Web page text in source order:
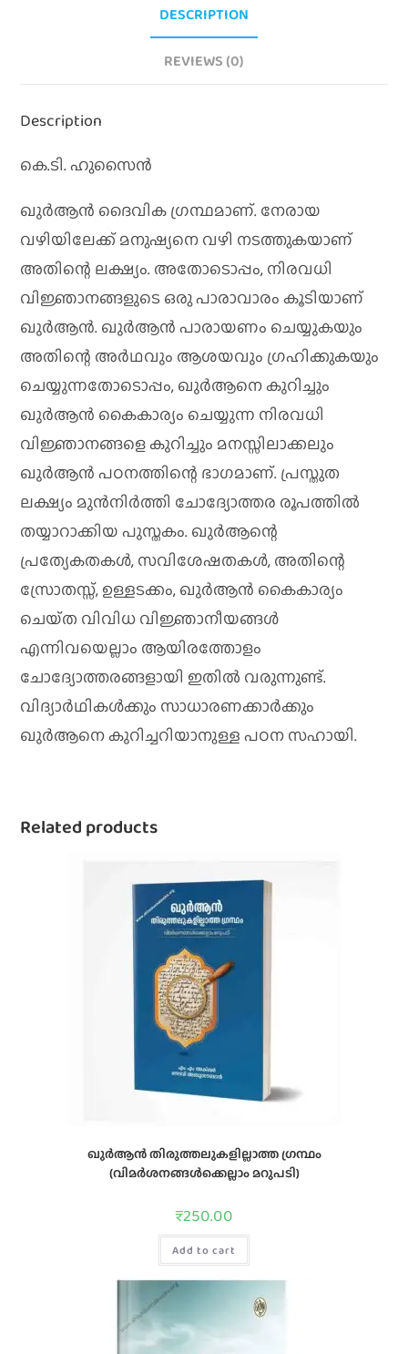
DESCRIPTION
REVIEWS (0)
Description
കെ.ടി. ഹുസൈൻ
ഖുർആൻ ദൈവിക ഗ്രന്ഥമാണ്. നേരായ
വഴിയിലേക്ക് മനുഷ്യനെ വഴി നടത്തുകയാണ്
അതിന്റെ ലക്ഷ്യം. അതോടൊപ്പം, നിരവധി
വിജ്ഞാനങ്ങളുടെ ഒരു പാരാവാരം കൂടിയാണ്
ഖുർആൻ. ഖുർആൻ പാരായണം ചെയ്യുകയും
അതിന്റെ അർഥവും ആശയവും ഗ്രഹിക്കുകയും
ചെയ്യുന്നതോടൊപ്പം, ഖുർആനെ കുറിച്ചും
ഖുർആൻ കൈകാര്യം ചെയ്യുന്ന നിരവധി
വിജ്ഞാനങ്ങളെ കുറിച്ചും മനസ്സിലാക്കലും
ഖുർആൻ പഠനത്തിന്റെ ഭാഗമാണ്. പ്രസ്തുത
ലക്ഷ്യം മുൻനിർത്തി ചോദ്യോത്തര രൂപത്തിൽ
തയ്യാറാക്കിയ പുസ്ത‌കം. ഖുർആന്റെ
പ്രത്യേകതകൾ, സവിശേഷതകൾ, അതിന്റെ
സ്രോതസ്സ്, ഉള്ളടക്കം, ഖുർആൻ കൈകാര്യം
ചെയ്‌ത വിവിധ വിജ്ഞാനീയങ്ങൾ
എന്നിവയെല്ലാം ആയിരത്തോളം
ചോദ്യോത്തരങ്ങളായി ഇതിൽ വരുന്നുണ്ട്.
വിദ്യാർഥികൾക്കും സാധാരണക്കാർക്കും
ഖുർആനെ കുറിച്ചറിയാനുള്ള പഠന സഹായി.
Related products
ഖുര്‍ആന്‍ തിരുത്തലുകളില്ലാത്ത ഗ്രന്ഥം
(വിമര്‍ശനങ്ങള്‍ക്കെല്ലാം മറുപടി)
₹250.00
Add to cart